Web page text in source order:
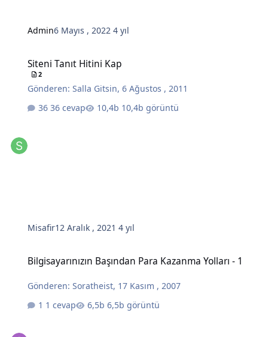
Admin6 Mayıs , 20224 yıl
Siteni Tanıt Hitini Kap
2
Gönderen:Salla Gitsin,6 Ağustos , 2011
36 cevap
10,4b görüntü
Misafir12 Aralık , 20214 yıl
Bilgisayarınızın Başından Para Kazanma Yolları - 1
Gönderen:Soratheist, 17 Kasım , 2007
1 cevap
6,5b görüntü